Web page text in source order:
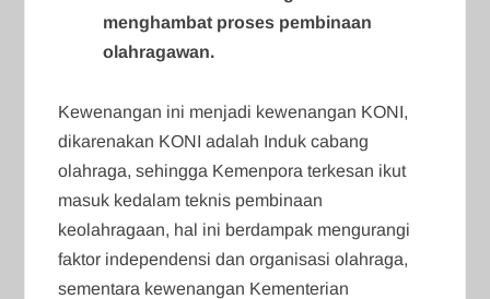
menghambat proses pembinaan
olahragawan.
Kewenangan ini menjadi kewenangan KONI,
dikarenakan KONI adalah Induk cabang
olahraga, sehingga Kemenpora terkesan ikut
masuk kedalam teknis pembinaan
keolahragaan, hal ini berdampak mengurangi
faktor independensi dan organisasi olahraga,
sementara kewenangan Kementerian